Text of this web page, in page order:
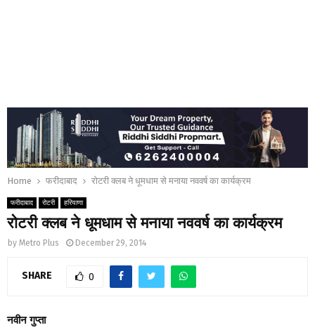
Home फरीदाबाद रोटरी क्लब ने धूमधाम से मनाया नववर्ष का कार्यक्रम
फरीदाबाद रोटरी हरियाणा
रोटरी क्लब ने धूमधाम से मनाया नववर्ष का कार्यक्रम
by Metro Plus December 29, 2014
SHARE 0
नवीन गुप्ता